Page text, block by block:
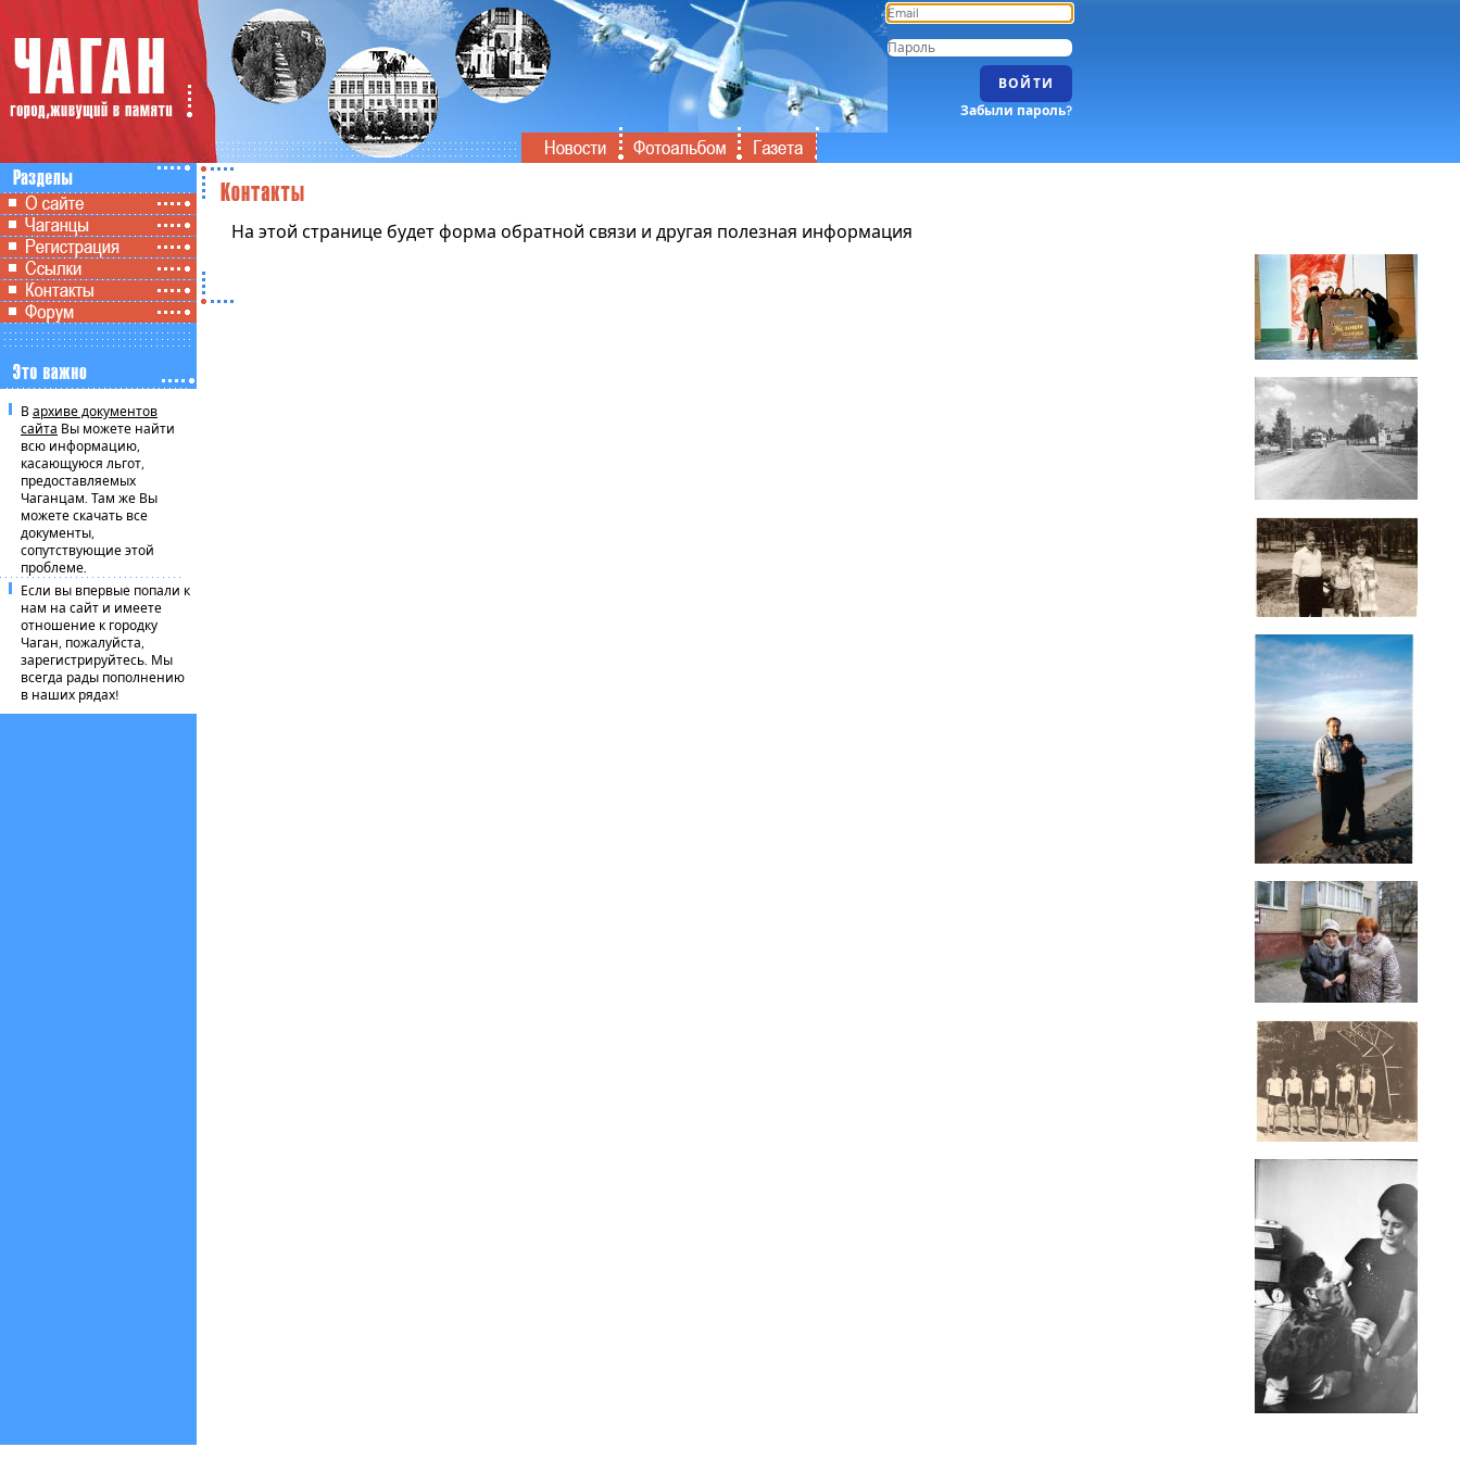
ВОЙТИ
Забыли пароль?
В архиве документов
сайта Вы можете найти
всю информацию,
касающуюся льгот,
предоставляемых
Чаганцам. Там же Вы
можете скачать все
документы,
сопутствующие этой
проблеме.
Если вы впервые попали к
нам на сайт и имеете
отношение к городку
Чаган, пожалуйста,
зарегистрируйтесь. Мы
всегда рады пополнению
в наших рядах!
На этой странице будет форма обратной связи и другая полезная информация